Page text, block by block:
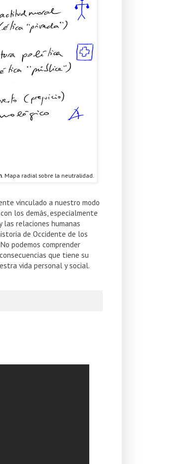
. Mapa radial sobre la neutralidad.
vinculado a nuestro modo
los demás, especialmente
las relaciones humanas
de Occidente de los
podemos comprender
que tiene su
vida personal y social.